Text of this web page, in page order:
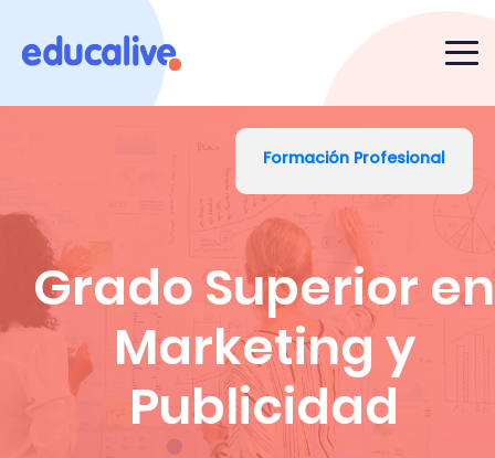
Formación Profesional
Grado Superior en
Marketing y
Publicidad